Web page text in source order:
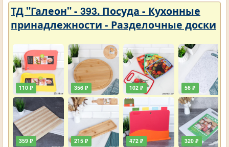
ТД "Галеон" - 393. Посуда - Кухонные
принадлежности - Разделочные доски
110 ₽
359 ₽
356 ₽
215 ₽
102 ₽
472 ₽
56 ₽
320 ₽